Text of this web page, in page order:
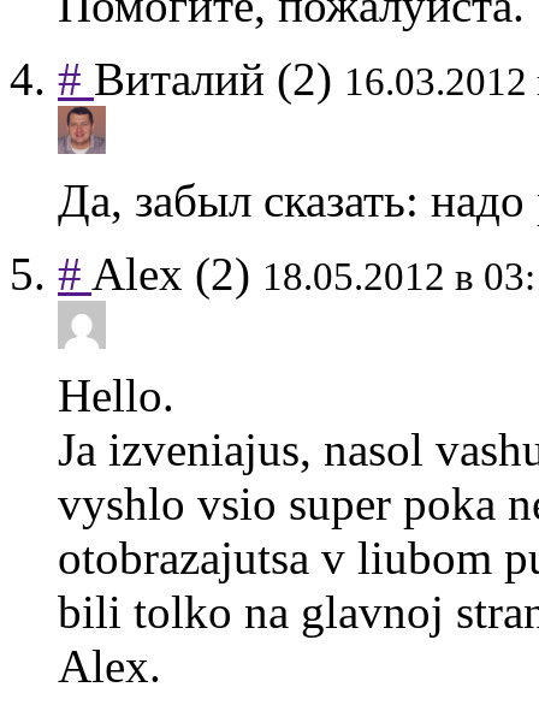
# Виталий (2) 16.03.2012
Да, забыл сказать:
# Alex (2) 18.05.2012 в
Hello.
Ja izveniajus, nasol
vyshlo vsio super poka
otobrazajutsa v liubom
bili tolko na glavnoj
Alex.